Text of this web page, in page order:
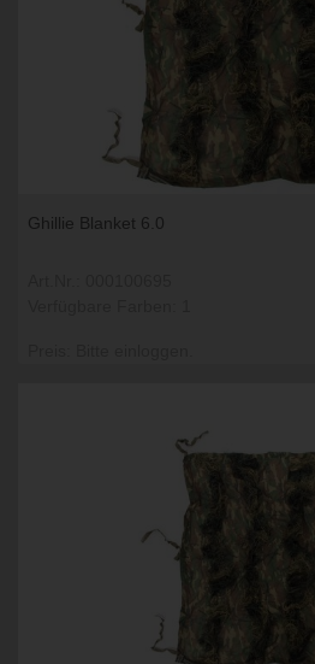
Ghillie Blanket 6.0